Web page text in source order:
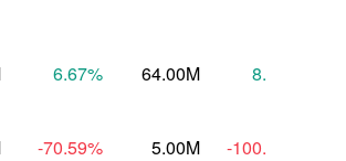
6.67% 64.00M 8.93
-70.59% 5.00M -100.00